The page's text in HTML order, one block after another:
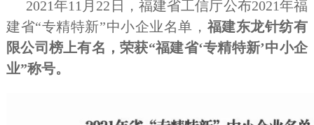
2021年11月22日，福建省工信厅公布2021年福
建省“专精特新”中小企业名单， 福建东龙针纺有
限公司榜上有名，荣获“福建省‘专精特新’中小企
业”称号。